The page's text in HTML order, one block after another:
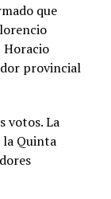
que
Horacio
provincial
votos. La
la Quinta